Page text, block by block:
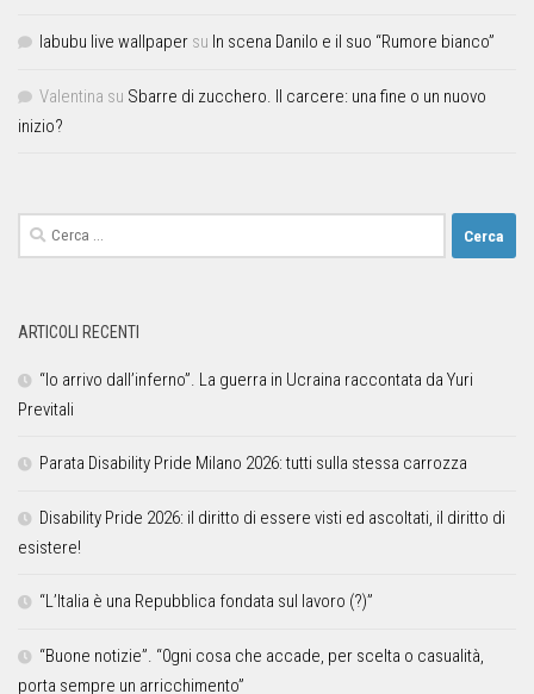
labubu live wallpaper su In scena Danilo e il suo “Rumore bianco”
Valentina su Sbarre di zucchero. Il carcere: una fine o un nuovo
inizio?
ARTICOLI RECENTI
“Io arrivo dall’inferno”. La guerra in Ucraina raccontata da Yuri
Previtali
Parata Disability Pride Milano 2026: tutti sulla stessa carrozza
Disability Pride 2026: il diritto di essere visti ed ascoltati, il diritto di
esistere!
“L’Italia è una Repubblica fondata sul lavoro (?)”
“Buone notizie”. “0gni cosa che accade, per scelta o casualità,
porta sempre un arricchimento”